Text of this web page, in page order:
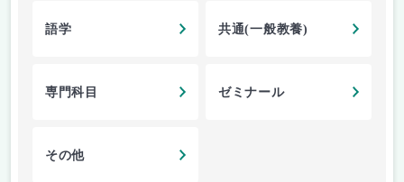
語学 共通(一般教養)
専門科目 ゼミナール
その他